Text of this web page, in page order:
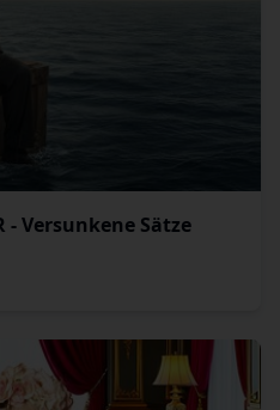
- Versunkene Sätze